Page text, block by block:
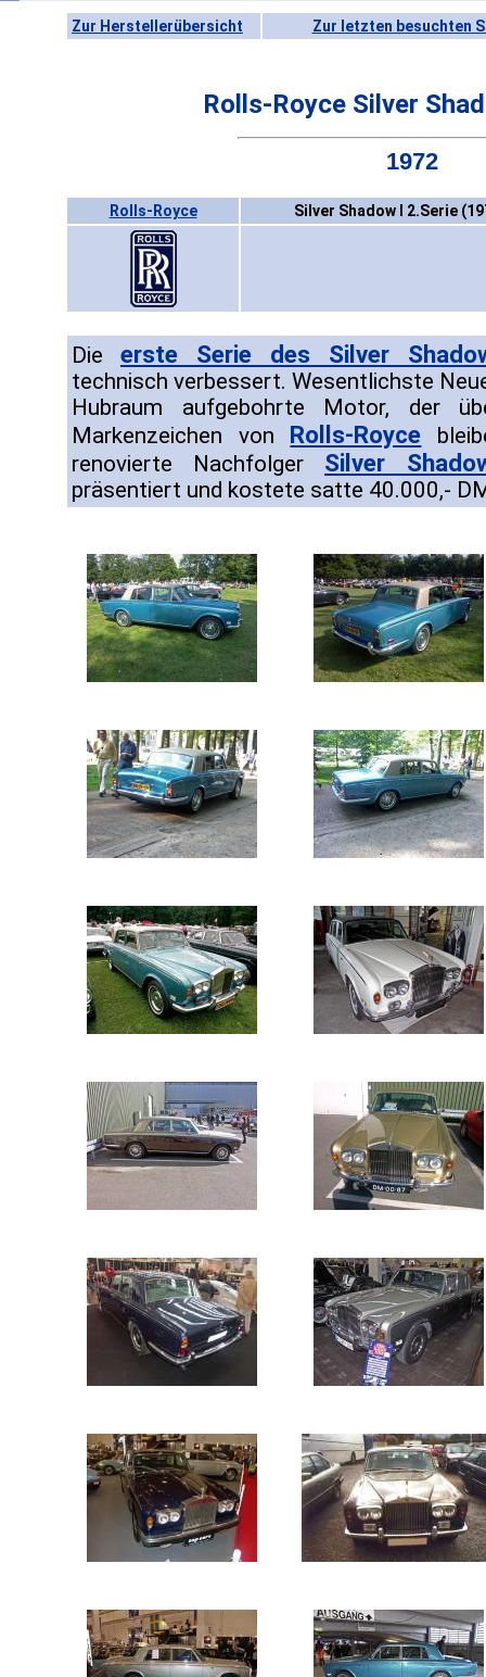
Zur Herstellerübersicht Zur letzten besuchten
Rolls-Royce Silver
1972
Rolls-Royce Silver Shadow I 2.Serie
Die erste Serie des Silver
technisch verbessert. Wesentlichste
Hubraum aufgebohrte Motor, der
Markenzeichen von Rolls-Royce
renovierte Nachfolger Silver
präsentiert und kostete satte 40.000,-